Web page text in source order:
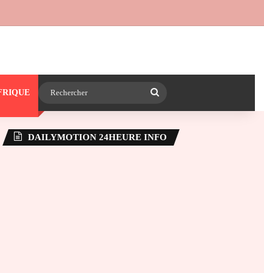
sur WhatsApp
DAILYMOTION 24HEURE INFO